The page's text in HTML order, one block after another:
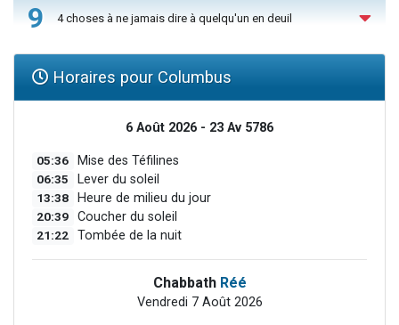
9 4 choses à ne jamais dire à quelqu'un en deuil
Horaires pour Columbus
6 Août 2026 - 23 Av 5786
05:36 Mise des Téfilines
06:35 Lever du soleil
13:38 Heure de milieu du jour
20:39 Coucher du soleil
21:22 Tombée de la nuit
Chabbath Réé
Vendredi 7 Août 2026